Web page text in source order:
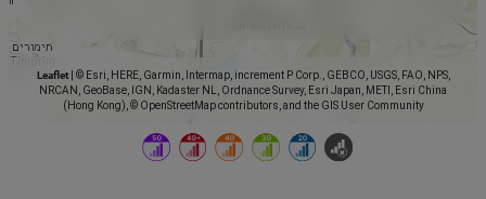
Leaflet
© Esri, HERE, Garmin, Intermap, increment P Corp., GEBCO, USGS, FAO, NPS,
NRCAN, GeoBase, IGN, Kadaster NL, Ordnance Survey, Esri Japan, METI, Esri China
(Hong Kong), © OpenStreetMap contributors, and the GIS User Community